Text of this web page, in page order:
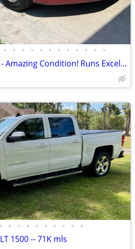
• • • • • • • • • • • •
2016 Hyundai Elantra - Amazing Condition! Runs Excellent!!
• • • • • • • • • •
1500 -- 71K mls